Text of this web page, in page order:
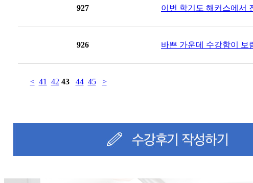
927 이번 학기도 해커스에서
926 바쁜 가운데 수강함이 보
< 41 42 43 44 45 >